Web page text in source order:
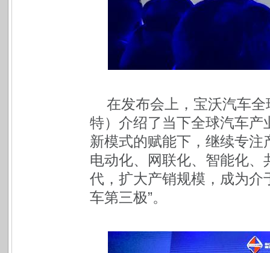
在发布会上，宝沃汽车
特）介绍了当下全球汽车
新模式的赋能下，继续专
电动化、网联化、智能化
代，扩大产销规模，成为介
车第三极”。